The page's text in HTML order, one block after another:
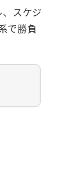
スケジ
で勝負